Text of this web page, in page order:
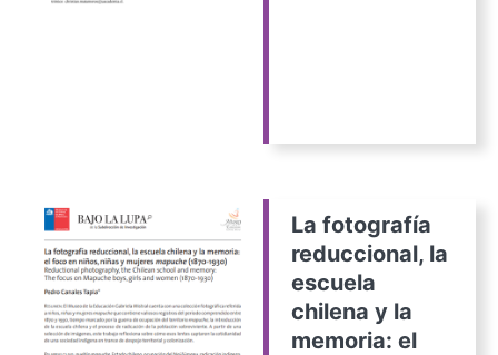
La fotografía
reduccional, la
escuela
chilena y la
memoria: el